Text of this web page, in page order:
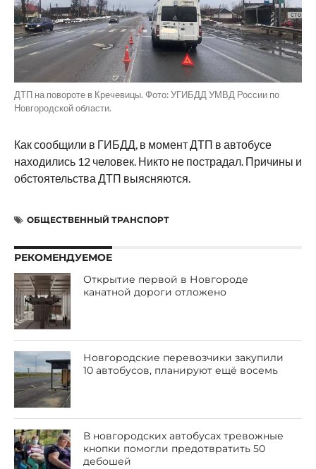
ДТП на повороте в Кречевицы. Фото: УГИБДД УМВД России по
Новгородской области.
Как сообщили в ГИБДД, в момент ДТП в автобусе
находились 12 человек. Никто не пострадал. Причины и
обстоятельства ДТП выясняются.
ОБЩЕСТВЕННЫЙ ТРАНСПОРТ
РЕКОМЕНДУЕМОЕ
Открытие первой в Новгороде
канатной дороги отложено
Новгородские перевозчики закупили
10 автобусов, планируют ещё восемь
В новгородских автобусах тревожные
кнопки помогли предотвратить 50
дебошей